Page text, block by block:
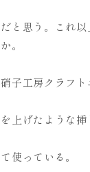
と思う。これ
。
子工房クラフト
上げたような挿
使っている。